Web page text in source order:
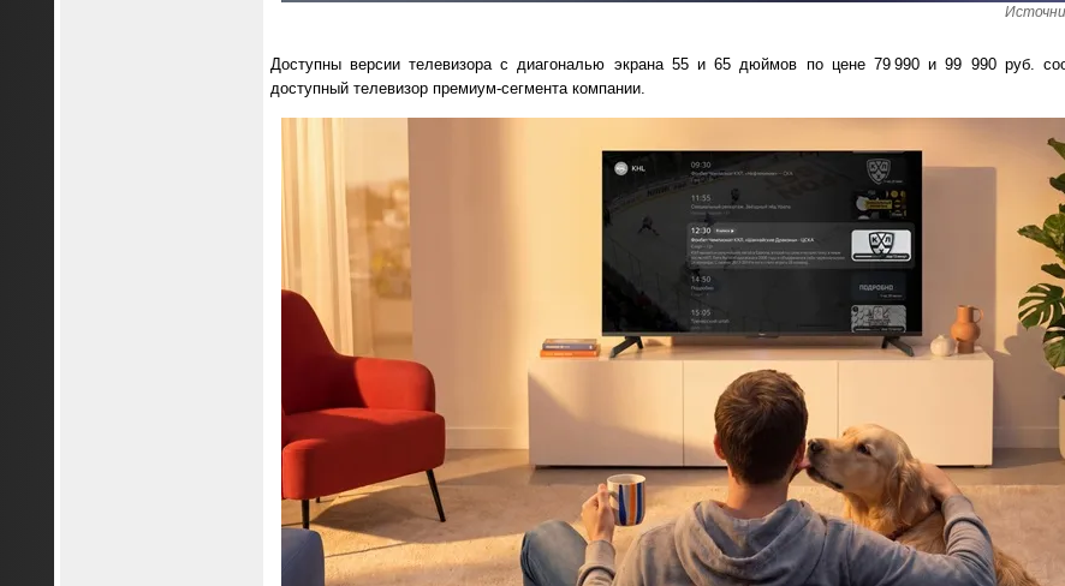
Доступны версии телевизора с диагональю экрана 55 и 65 дюймов по цене 79 990 и 99 990 руб.
доступный телевизор премиум-сегмента компании.